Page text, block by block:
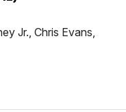
Jr., Chris Evans,